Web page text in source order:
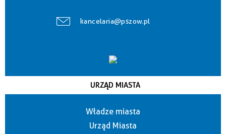
kancelaria@pszow.pl
URZĄD MIASTA
Władze miasta
Urząd Miasta